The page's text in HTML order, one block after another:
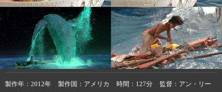
製作年 2012年 製作国 アメリカ 時間 127分 監督
アン・リー